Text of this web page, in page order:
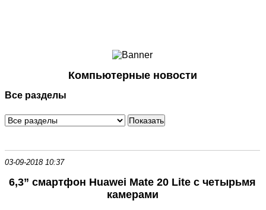
Смартфоны
Периферия
Программное обеспечение
Компьютерные новости
Все разделы
03-09-2018 10:37
6,3” смартфон Huawei Mate 20 Lite с четырьмя
камерами